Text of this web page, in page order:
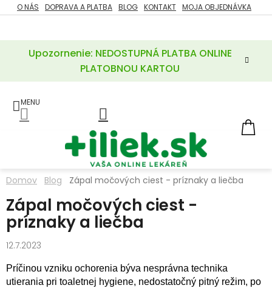
Prejsť
na
Upozornenie: NEDOSTUPNÁ PLATBA ONLINE
PLATOBNOU KARTOU
O NÁS DOPRAVA A PLATBA BLOG KONTAKT MOJA OBJEDNÁVKA
ZĽAVY
POTREBY
A
LIEKY
VITAMÍNY
A
MINERÁLY
KOZMETIKA
TRÁVENIE
Domov Blog Zápal močových ciest - príznaky a liečba
Zápal močových ciest -
príznaky a liečba
12.7.2023
Príčinou vzniku ochorenia býva nesprávna technika
utierania pri toaletnej hygiene, nedostatočný pitný režim, po